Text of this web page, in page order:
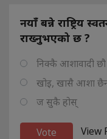
नयाँ बन्ने राष्ट्रिय
राख्नुभएको छ ?
निक्कै आशावादी छौ
खोइ, खासै आशा
ज सुकै होस्
View